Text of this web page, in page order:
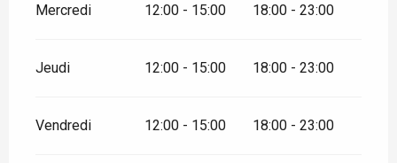
Mercredi 12:00 - 15:00 18:00 - 23:00
Jeudi 12:00 - 15:00 18:00 - 23:00
Vendredi 12:00 - 15:00 18:00 - 23:00